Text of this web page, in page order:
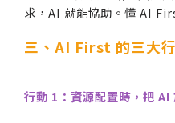
求，AI 就能協助。懂 AI
三、AI First 的三大
行動 1：資源配置時，把 AI